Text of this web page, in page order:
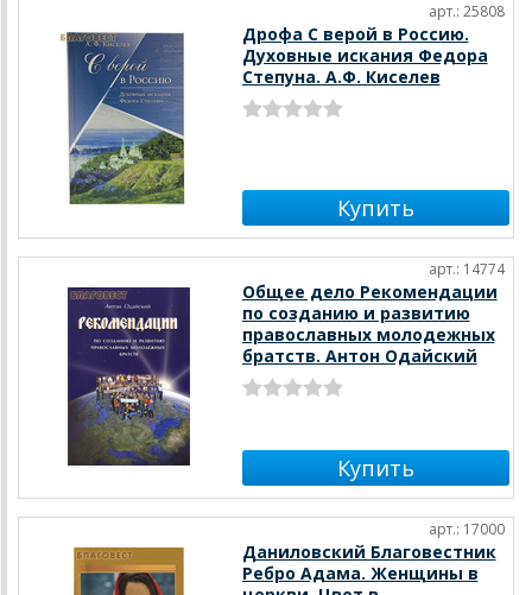
арт.: 25808
Дрофа С верой в Россию.
Духовные искания Федора
Степуна. А.Ф. Киселев
арт.: 14774
Общее дело Рекомендации
по созданию и развитию
православных молодежных
братств. Антон Одайский
арт.: 17000
Даниловский Благовестник
Ребро Адама. Женщины в